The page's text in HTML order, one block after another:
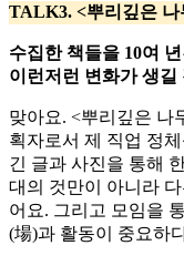
TALK3. <뿌리깊은 나
수집한 책들을 10여
이런저런 변화가 생길
맞아요. <뿌리깊은 나
획자로서 제 직업 정
긴 글과 사진을 통해
대의 것만이 아니라
어요. 그리고 모임을
(場)과 활동이 중요하